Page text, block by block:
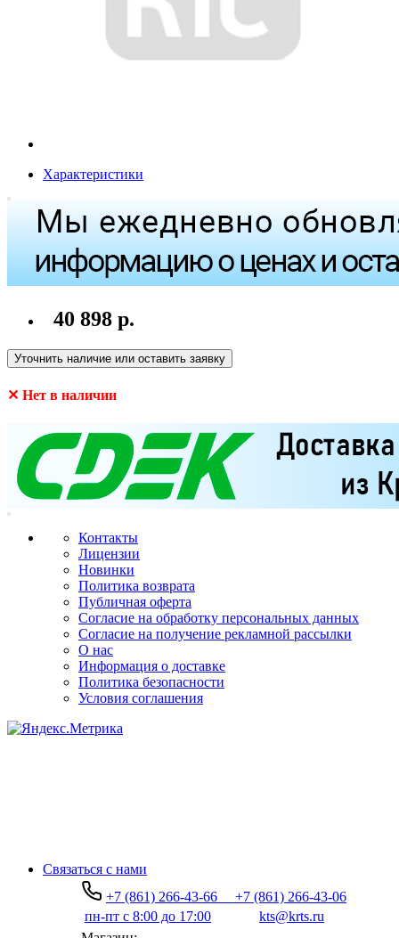
Характеристики
40 898 р.
Уточнить наличие или оставить заявку
✕ Нет в наличии
Контакты
Лицензии
Новинки
Политика возврата
Публичная оферта
Согласие на обработку персональных данных
Согласие на получение рекламной рассылки
О нас
Информация о доставке
Политика безопасности
Условия соглашения
Связаться с нами
+7 (861) 266-43-66
+7 (861) 266-43-06
пн-пт с 8:00 до 17:00
kts@krts.ru